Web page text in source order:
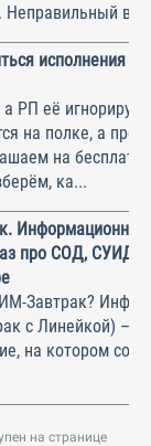
Неправильный
исполнения
РП её
на полке, а
на
ка...
про СОД, СУИД и
Завтрак?
с Линейкой) –
на котором
на странице